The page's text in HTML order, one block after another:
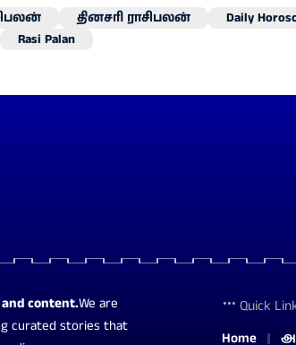
தினசரி ராசிபலன் Daily
Rasi Palan
content.We are
curated stories that
Quick
Home